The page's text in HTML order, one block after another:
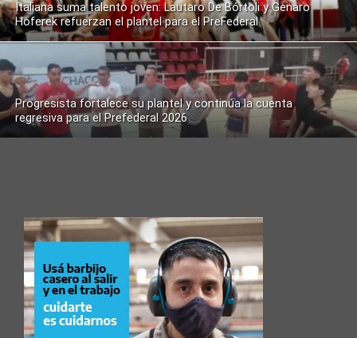
Italiana suma talento joven: Lautaro De Bórtoli y Genaro
Hoferek refuerzan el plantel para el PreFederal
Progresista fortalece su plantel y continúa la cuenta
regresiva para el Prefederal 2026